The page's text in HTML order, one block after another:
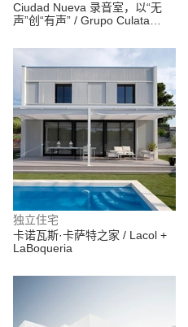
Ciudad Nueva 录音室，以“无
声”创“有声” / Grupo Culata
独立住宅
卡诺瓦斯·卡萨特之家 / Lacol +
LaBoqueria